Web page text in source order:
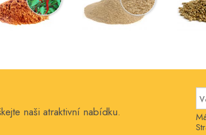
naši atraktivní nabídku.